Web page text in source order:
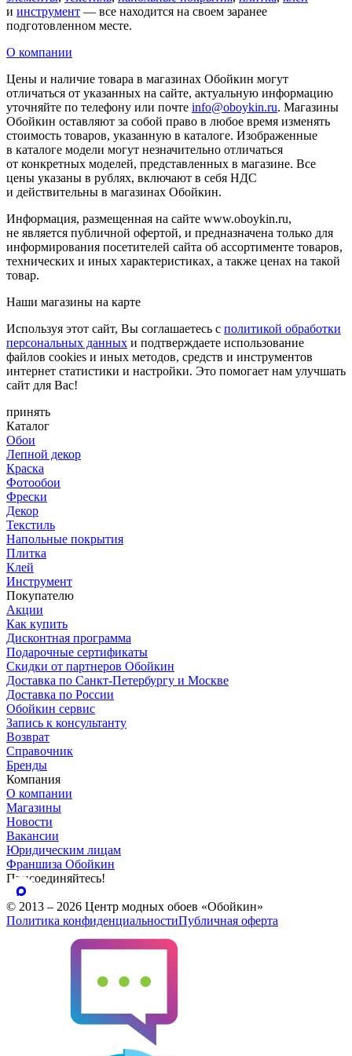
и инструмент — все находится на своем заранее
подготовленном месте.
О компании
Цены и наличие товара в магазинах Обойкин могут
отличаться от указанных на сайте, актуальную информацию
уточняйте по телефону или почте info@oboykin.ru. Магазины
Обойкин оставляют за собой право в любое время изменять
стоимость товаров, указанную в каталоге. Изображенные
в каталоге модели могут незначительно отличаться
от конкретных моделей, представленных в магазине. Все
цены указаны в рублях, включают в себя НДС
и действительны в магазинах Обойкин.
Информация, размещенная на сайте www.oboykin.ru,
не является публичной офертой, и предназначена только для
информирования посетителей сайта об ассортименте товаров,
технических и иных характеристиках, а также ценах на такой
товар.
Наши магазины на карте
Используя этот сайт, Вы соглашаетесь с политикой обработки
персональных данных и подтверждаете использование
файлов cookies и иных методов, средств и инструментов
интернет статистики и настройки. Это помогает нам улучшать
сайт для Вас!
принять
Каталог
Обои
Лепной декор
Краска
Фотообои
Фрески
Декор
Текстиль
Напольные покрытия
Плитка
Клей
Инструмент
Покупателю
Акции
Как купить
Дисконтная программа
Подарочные сертификаты
Скидки от партнеров Обойкин
Доставка по Санкт-Петербургу и Москве
Доставка по России
Обойкин сервис
Запись к консультанту
Возврат
Справочник
Бренды
Компания
О компании
Магазины
Новости
Вакансии
Юридическим лицам
Франшиза Обойкин
Присоединяйтесь!
© 2013 – 2026 Центр модных обоев «Обойкин»
Политика конфиденциальностиПубличная оферта